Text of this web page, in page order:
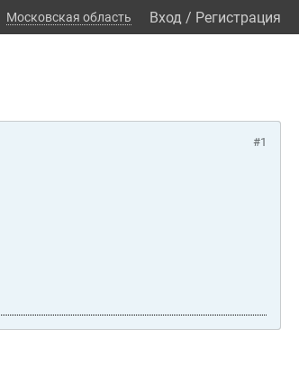
Московская область Вход / Регистрация
#1